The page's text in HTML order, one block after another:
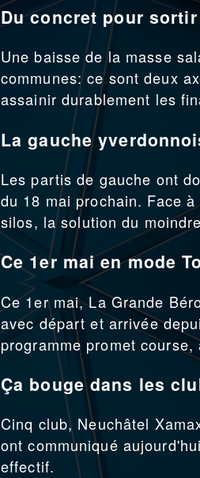
Du concret pour
Une baisse de la masse
communes: ce sont deux
assainir durablement les
La gauche
Les partis de gauche ont
du 18 mai prochain. Face
silos, la solution du
Ce 1er mai en mode
Ce 1er mai, La Grande
avec départ et arrivée
programme promet
Ça bouge dans les
Cinq club, Neuchâtel
ont communiqué
effectif.